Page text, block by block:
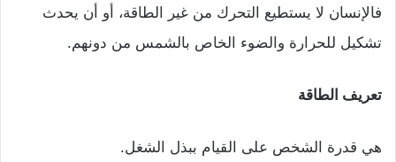
فالإنسان لا يستطيع التحرك من غير الطاقة، أو أن يحدث
تشكيل للحرارة والضوء الخاص بالشمس من دونهم.
تعريف الطاقة
هي قدرة الشخص على القيام ببذل الشغل.